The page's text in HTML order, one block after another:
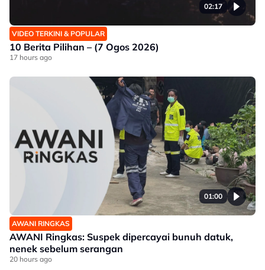
02:17
VIDEO TERKINI & POPULAR
10 Berita Pilihan – (7 Ogos 2026)
17 hours ago
01:00
AWANI RINGKAS
AWANI Ringkas: Suspek dipercayai bunuh datuk,
nenek sebelum serangan
20 hours ago